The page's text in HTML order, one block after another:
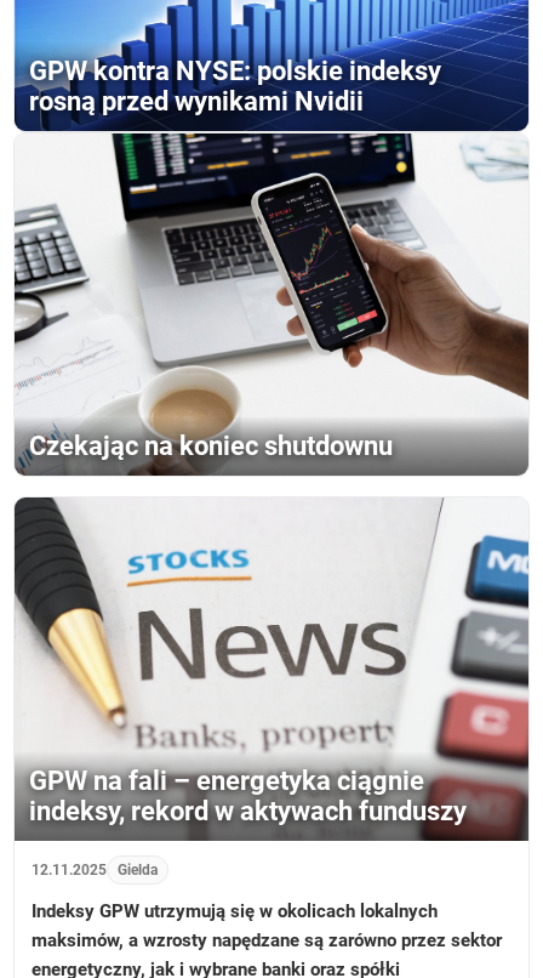
GPW kontra NYSE: polskie indeksy
rosną przed wynikami Nvidii
Czekając na koniec shutdownu
GPW na fali – energetyka ciągnie
indeksy, rekord w aktywach funduszy
12.11.2025 Gielda
Indeksy GPW utrzymują się w okolicach lokalnych
maksimów, a wzrosty napędzane są zarówno przez sektor
energetyczny, jak i wybrane banki oraz spółki